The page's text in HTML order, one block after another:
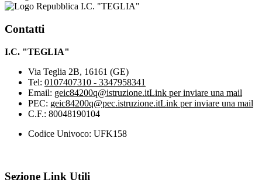
I.C. "TEGLIA"
Contatti
I.C. "TEGLIA"
Via Teglia 2B, 16161 (GE)
Tel: 0107407310 - 3347958341
Email: geic84200q@istruzione.itLink per inviare una mail
PEC: geic84200q@pec.istruzione.itLink per inviare una mail
C.F.: 80048190104
Codice Univoco: UFK158
Sezione Link Utili